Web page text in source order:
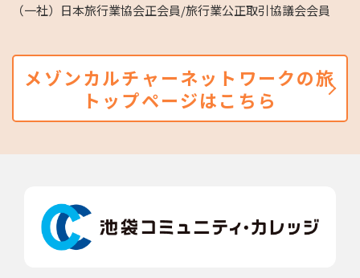
（一社）日本旅行業協会正会員/旅行業公正取引協議会会員
メゾンカルチャーネットワークの旅
トップページはこちら